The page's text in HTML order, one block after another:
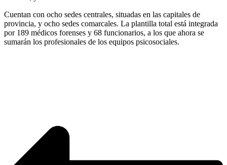
Cuentan con ocho sedes centrales, situadas en las capitales de
provincia, y ocho sedes comarcales. La plantilla total está integrada
por 189 médicos forenses y 68 funcionarios, a los que ahora se
sumarán los profesionales de los equipos psicosociales.